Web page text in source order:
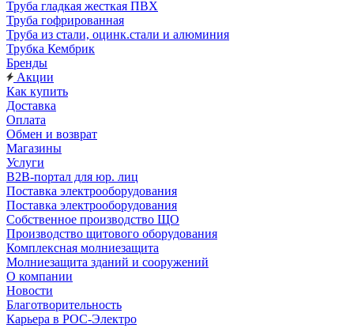
Труба гладкая жесткая ПВХ
Труба гофрированная
Труба из стали, оцинк.стали и алюминия
Трубка Кембрик
Бренды
Акции
Как купить
Доставка
Оплата
Обмен и возврат
Магазины
Услуги
B2B-портал для юр. лиц
Поставка электрооборудования
Поставка электрооборудования
Собственное производство ЩО
Производство щитового оборудования
Комплексная молниезащита
Молниезащита зданий и сооружений
О компании
Новости
Благотворительность
Карьера в РОС-Электро